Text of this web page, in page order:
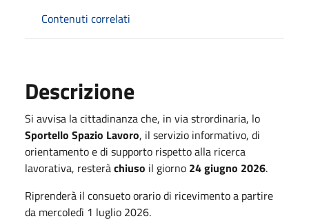
Contenuti correlati
Descrizione
Si avvisa la cittadinanza che, in via strordinaria, lo
Sportello Spazio Lavoro, il servizio informativo, di
orientamento e di supporto rispetto alla ricerca
lavorativa, resteràchiuso il giorno 24 giugno 2026.
Riprenderà il consueto orario di ricevimento a partire
da mercoledì 1 luglio 2026.